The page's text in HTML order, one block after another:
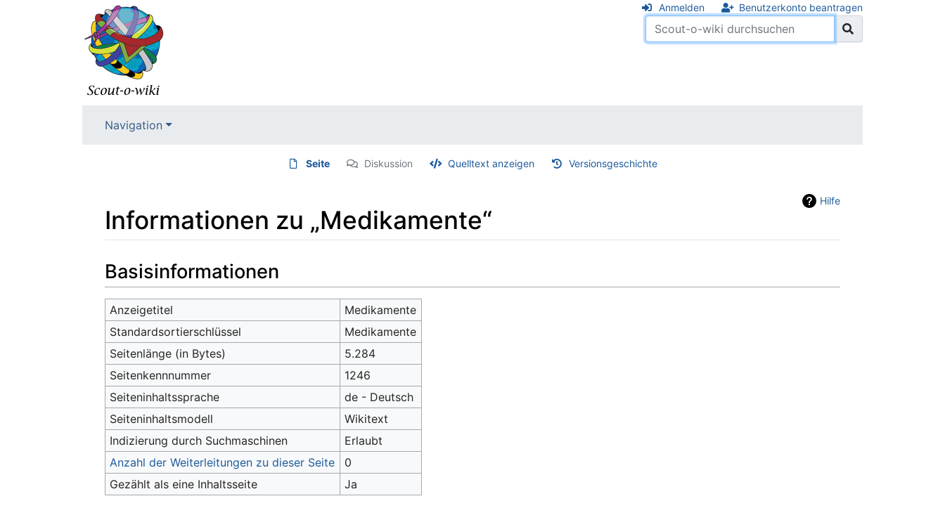
Anmelden Benutzerkonto beantragen
Navigation
Seite Diskussion Quelltext anzeigen Versionsgeschichte
Hilfe
Informationen zu „Medikamente“
Basisinformationen
Anzeigetitel
Medikamente
Standardsortierschlüssel
Medikamente
Seitenlänge (in Bytes)
5.284
Seitenkennnummer
1246
Seiteninhaltssprache
de - Deutsch
Seiteninhaltsmodell
Wikitext
Indizierung durch Suchmaschinen
Erlaubt
Anzahl der Weiterleitungen zu dieser Seite
0
Gezählt als eine Inhaltsseite
Ja